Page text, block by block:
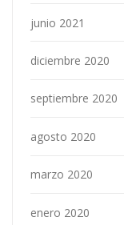
junio 2021
diciembre 2020
septiembre 2020
agosto 2020
marzo 2020
enero 2020